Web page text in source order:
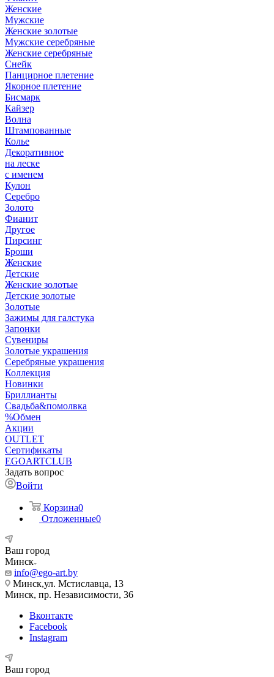
Женские
Мужские
Женские золотые
Мужские серебряные
Женские серебряные
Снейк
Панцирное плетение
Якорное плетение
Бисмарк
Кайзер
Волна
Штампованные
Колье
Декоративное
на леске
с именем
Кулон
Серебро
Золото
Фианит
Другое
Пирсинг
Броши
Женские
Детские
Женские золотые
Детские золотые
Золотые
Зажимы для галстука
Запонки
Сувениры
Золотые украшения
Серебряные украшения
Коллекция
Новинки
Бриллианты
Свадьба&помолвка
%Обмен
Акции
OUTLET
Сертификаты
EGOARTCLUB
Задать вопрос
Войти
Корзина0
Отложенные0
Ваш город
Минск
info@ego-art.by
Минск,ул. Мстиславца, 13
Минск, пр. Независимости, 36
Вконтакте
Facebook
Instagram
Ваш город